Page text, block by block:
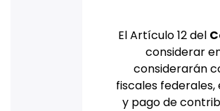
El Artículo 12 del
considerar
considerarán
fiscales
y pago de